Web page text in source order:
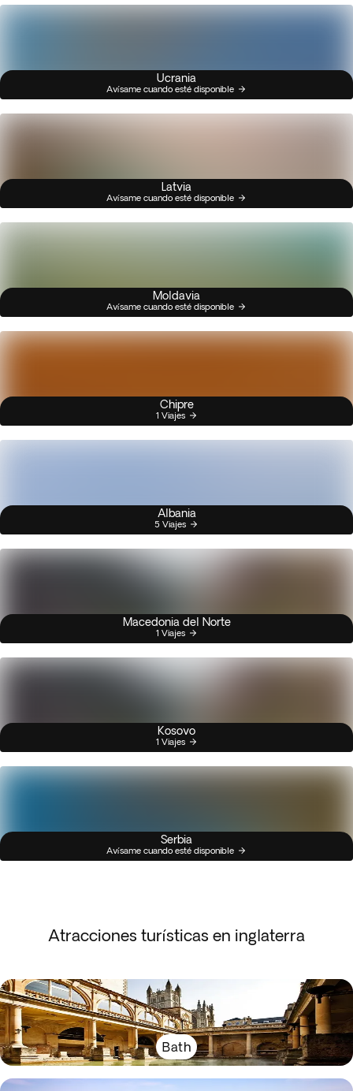
Ucrania
Avísame cuando esté disponible
Latvia
Avísame cuando esté disponible
Moldavia
Avísame cuando esté disponible
Chipre
1 Viajes
Albania
5 Viajes
Macedonia del Norte
1 Viajes
Kosovo
1 Viajes
Serbia
Avísame cuando esté disponible
Atracciones turísticas en inglaterra
Bath